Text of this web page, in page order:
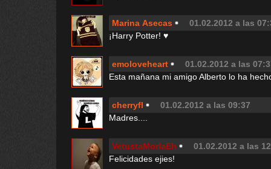
Marina Asecas
01.02.2012 a las
¡Harry Potter! ♥
emoloveheart
01.02.2012 a las
Esta mañana mi amigo Alberto lo ha
cherryfl
01.02.2012 a las 09:37
Madres....
VetustaMorlaEh
01.02.2012 a las
Felicidades ejies!